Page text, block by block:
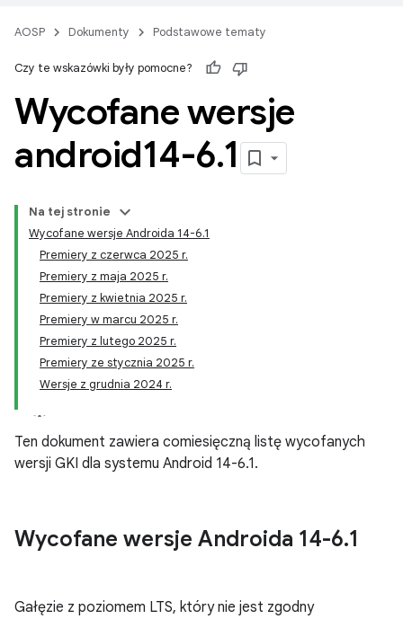
AOSP Dokumenty Podstawowe tematy
Czy te wskazówki były pomocne?
Wycofane wersje
android14-6.1
Na tej stronie
Wycofane wersje Androida 14-6.1
Premiery z czerwca 2025 r.
Premiery z maja 2025 r.
Premiery z kwietnia 2025 r.
Premiery w marcu 2025 r.
Premiery z lutego 2025 r.
Premiery ze stycznia 2025 r.
Wersje z grudnia 2024 r.
Ten dokument zawiera comiesięczną listę wycofanych
wersji GKI dla systemu Android 14-6.1.
Wycofane wersje Androida 14-6.1
Gałęzie z poziomem LTS, który nie jest zgodny